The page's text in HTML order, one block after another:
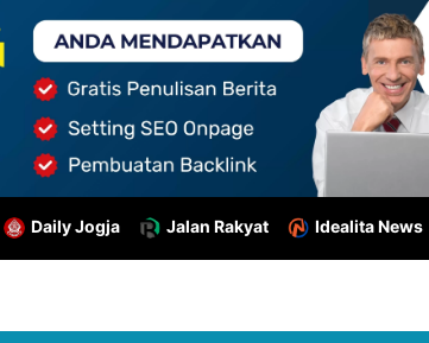
Daily Jogja Jalan Rakyat Idealita News